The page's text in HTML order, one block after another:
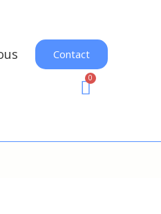
Contact